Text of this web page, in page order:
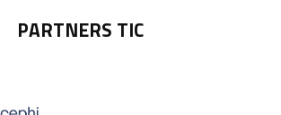
PARTNERS TIC